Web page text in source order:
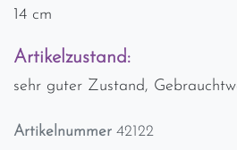
14 cm
Artikelzustand:
sehr guter Zustand,
Artikelnummer 42122